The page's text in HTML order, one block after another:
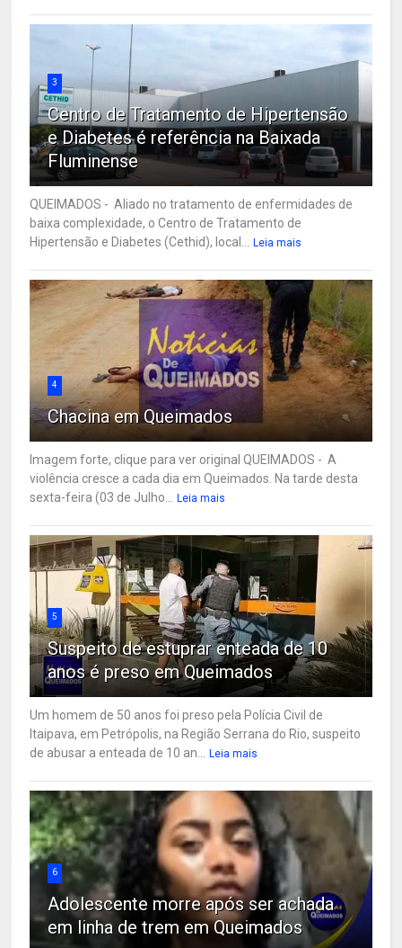
3
Centro de Tratamento de Hipertensão
e Diabetes é referência na Baixada
Fluminense
QUEIMADOS - Aliado no tratamento de enfermidades de
baixa complexidade, o Centro de Tratamento de
Hipertensão e Diabetes (Cethid), local...
Leia mais
4
Chacina em Queimados
Imagem forte, clique para ver original QUEIMADOS - A
violência cresce a cada dia em Queimados. Na tarde desta
sexta-feira (03 de Julho...
Leia mais
5
Suspeito de estuprar enteada de 10
anos é preso em Queimados
Um homem de 50 anos foi preso pela Polícia Civil de
Itaipava, em Petrópolis, na Região Serrana do Rio, suspeito
de abusar a enteada de 10 an...
Leia mais
6
Adolescente morre após ser achada
em linha de trem em Queimados